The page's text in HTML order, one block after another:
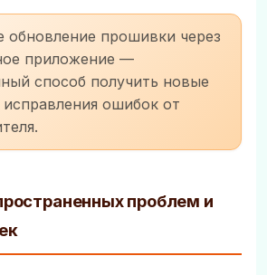
обновление прошивки через
приложение —
способ получить новые
ошибок от
проблем и